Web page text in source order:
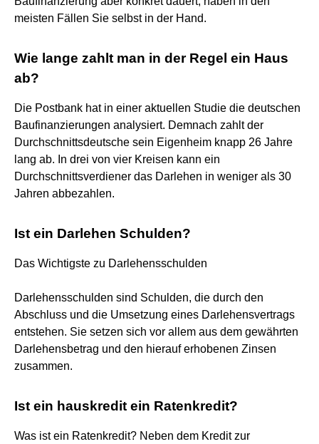
meisten Fällen Sie selbst in der Hand.
Wie lange zahlt man in der Regel ein Haus
ab?
Die Postbank hat in einer aktuellen Studie die deutschen
Baufinanzierungen analysiert. Demnach zahlt der
Durchschnittsdeutsche sein Eigenheim knapp 26 Jahre
lang ab. In drei von vier Kreisen kann ein
Durchschnittsverdiener das Darlehen in weniger als 30
Jahren abbezahlen.
Ist ein Darlehen Schulden?
Das Wichtigste zu Darlehensschulden
Darlehensschulden sind Schulden, die durch den
Abschluss und die Umsetzung eines Darlehensvertrags
entstehen. Sie setzen sich vor allem aus dem gewährten
Darlehensbetrag und den hierauf erhobenen Zinsen
zusammen.
Ist ein hauskredit ein Ratenkredit?
Was ist ein Ratenkredit? Neben dem Kredit zur